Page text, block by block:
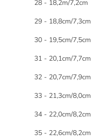
28 - 18,2m/7,2cm
29 - 18,8cm/7,3cm
30 - 19,5cm/7,5cm
31 - 20,1cm/7,7cm
32 - 20,7cm/7,9cm
33 - 21,3cm/8,0cm
34 - 22,0cm/8,2cm
35 - 22,6cm/8,2cm